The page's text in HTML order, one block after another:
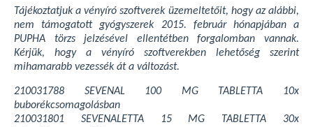
Tájékoztatjuk a vényíró szoftverek üzemeltetőit, hogy az alábbi,
nem támogatott gyógyszerek 2015. február hónapjában a
PUPHA törzs jelzésével ellentétben forgalomban vannak.
Kérjük, hogy a vényíró szoftverekben lehetőség szerint
mihamarabb vezessék át a változást.
210031788 SEVENAL 100 MG TABLETTA 10x
buborékcsomagolásban
210031801 SEVENALETTA 15 MG TABLETTA 30x